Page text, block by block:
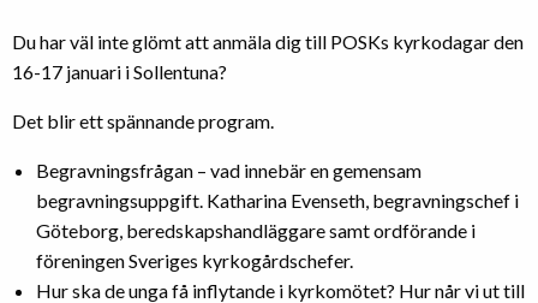
Du har väl inte glömt att anmäla dig till POSKs kyrkodagar den
16-17 januari i Sollentuna?
Det blir ett spännande program.
Begravningsfrågan – vad innebär en gemensam
begravningsuppgift. Katharina Evenseth, begravningschef i
Göteborg, beredskapshandläggare samt ordförande i
föreningen Sveriges kyrkogårdschefer.
Hur ska de unga få inflytande i kyrkomötet? Hur når vi ut till